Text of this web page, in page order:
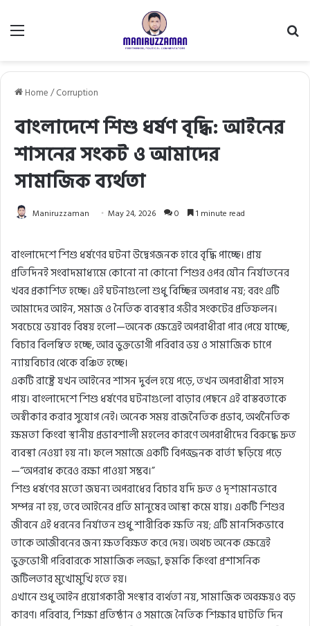
Menu
Home/Corruption
বাংলাদেশে শিশু ধর্ষণ বৃদ্ধি: আইনের
শাসনের সংকট ও আমাদের
সামাজিক ব্যর্থতা
Maniruzzaman May 24, 2026 0 1 minute read
বাংলাদেশে শিশু ধর্ষণের ঘটনা উদ্বেগজনক হারে বৃদ্ধি পাচ্ছে। প্রায়
প্রতিদিনই সংবাদমাধ্যমে কোনো না কোনো শিশুর ওপর যৌন নির্যাতনের
খবর প্রকাশিত হচ্ছে। এই ঘটনাগুলো শুধু বিচ্ছিন্ন অপরাধ নয়; বরং এটি
আমাদের আইন, সমাজ ও নৈতিক ব্যবস্থার গভীর সংকটের প্রতিফলন।
সবচেয়ে ভয়াবহ বিষয় হলো—অনেক ক্ষেত্রেই অপরাধীরা পার পেয়ে যাচ্ছে,
বিচার বিলম্বিত হচ্ছে, আর ভুক্তভোগী পরিবার ভয় ও সামাজিক চাপে
ন্যায়বিচার থেকে বঞ্চিত হচ্ছে।
একটি রাষ্ট্রে যখন আইনের শাসন দুর্বল হয়ে পড়ে, তখন অপরাধীরা সাহস
পায়। বাংলাদেশে শিশু ধর্ষণের ঘটনাগুলো বাড়ার পেছনে এই বাস্তবতাকে
অস্বীকার করার সুযোগ নেই। অনেক সময় রাজনৈতিক প্রভাব, অর্থনৈতিক
ক্ষমতা কিংবা স্থানীয় প্রভাবশালী মহলের কারণে অপরাধীদের বিরুদ্ধে দ্রুত
ব্যবস্থা নেওয়া হয় না। ফলে সমাজে একটি বিপজ্জনক বার্তা ছড়িয়ে পড়ে
—“অপরাধ করেও রক্ষা পাওয়া সম্ভব।”
শিশু ধর্ষণের মতো জঘন্য অপরাধের বিচার যদি দ্রুত ও দৃশ্যমানভাবে
সম্পন্ন না হয়, তবে আইনের প্রতি মানুষের আস্থা কমে যায়। একটি শিশুর
জীবনে এই ধরনের নির্যাতন শুধু শারীরিক ক্ষতি নয়; এটি মানসিকভাবে
তাকে আজীবনের জন্য ক্ষতবিক্ষত করে দেয়। অথচ অনেক ক্ষেত্রেই
ভুক্তভোগী পরিবারকে সামাজিক লজ্জা, হুমকি কিংবা প্রশাসনিক
জটিলতার মুখোমুখি হতে হয়।
এখানে শুধু আইন প্রয়োগকারী সংস্থার ব্যর্থতা নয়, সামাজিক অবক্ষয়ও বড়
কারণ। পরিবার, শিক্ষা প্রতিষ্ঠান ও সমাজে নৈতিক শিক্ষার ঘাটতি দিন